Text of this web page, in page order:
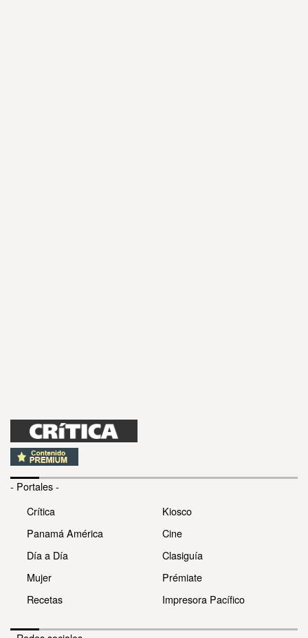
- Portales -
Crítica
Panamá América
Día a Día
Mujer
Recetas
Kiosco
Cine
Clasiguía
Prémiate
Impresora Pacífico